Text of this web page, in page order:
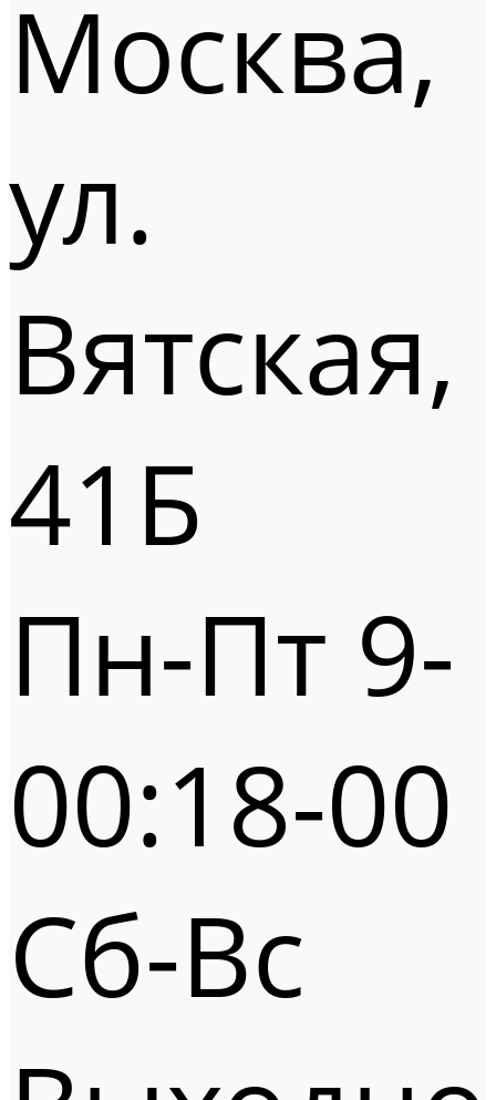
Москва,
ул.
Вятская,
41Б
Пн-Пт 9-
00:18-00
Сб-Вс